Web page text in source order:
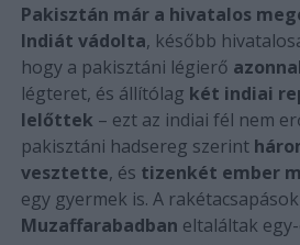
Pakisztán már a hivatalos
Indiát vádolta, később
hogy a pakisztáni légierő
légteret, és állítólag két indiai
lelőttek – ezt az indiai fél nem
pakisztáni hadsereg szerint
vesztette, és tizenkét ember
egy gyermek is. A rakétacsapások
Muzaffarabadban eltaláltak